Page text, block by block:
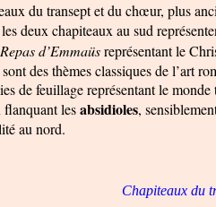
du transept et du chœur, plus
deux chapiteaux au sud
Repas d’Emmaüsreprésentant le
sont des thèmes classiques de l’art
de feuillage représentant le
flanquant lesabsidioles,
au nord.
Chapiteaux du